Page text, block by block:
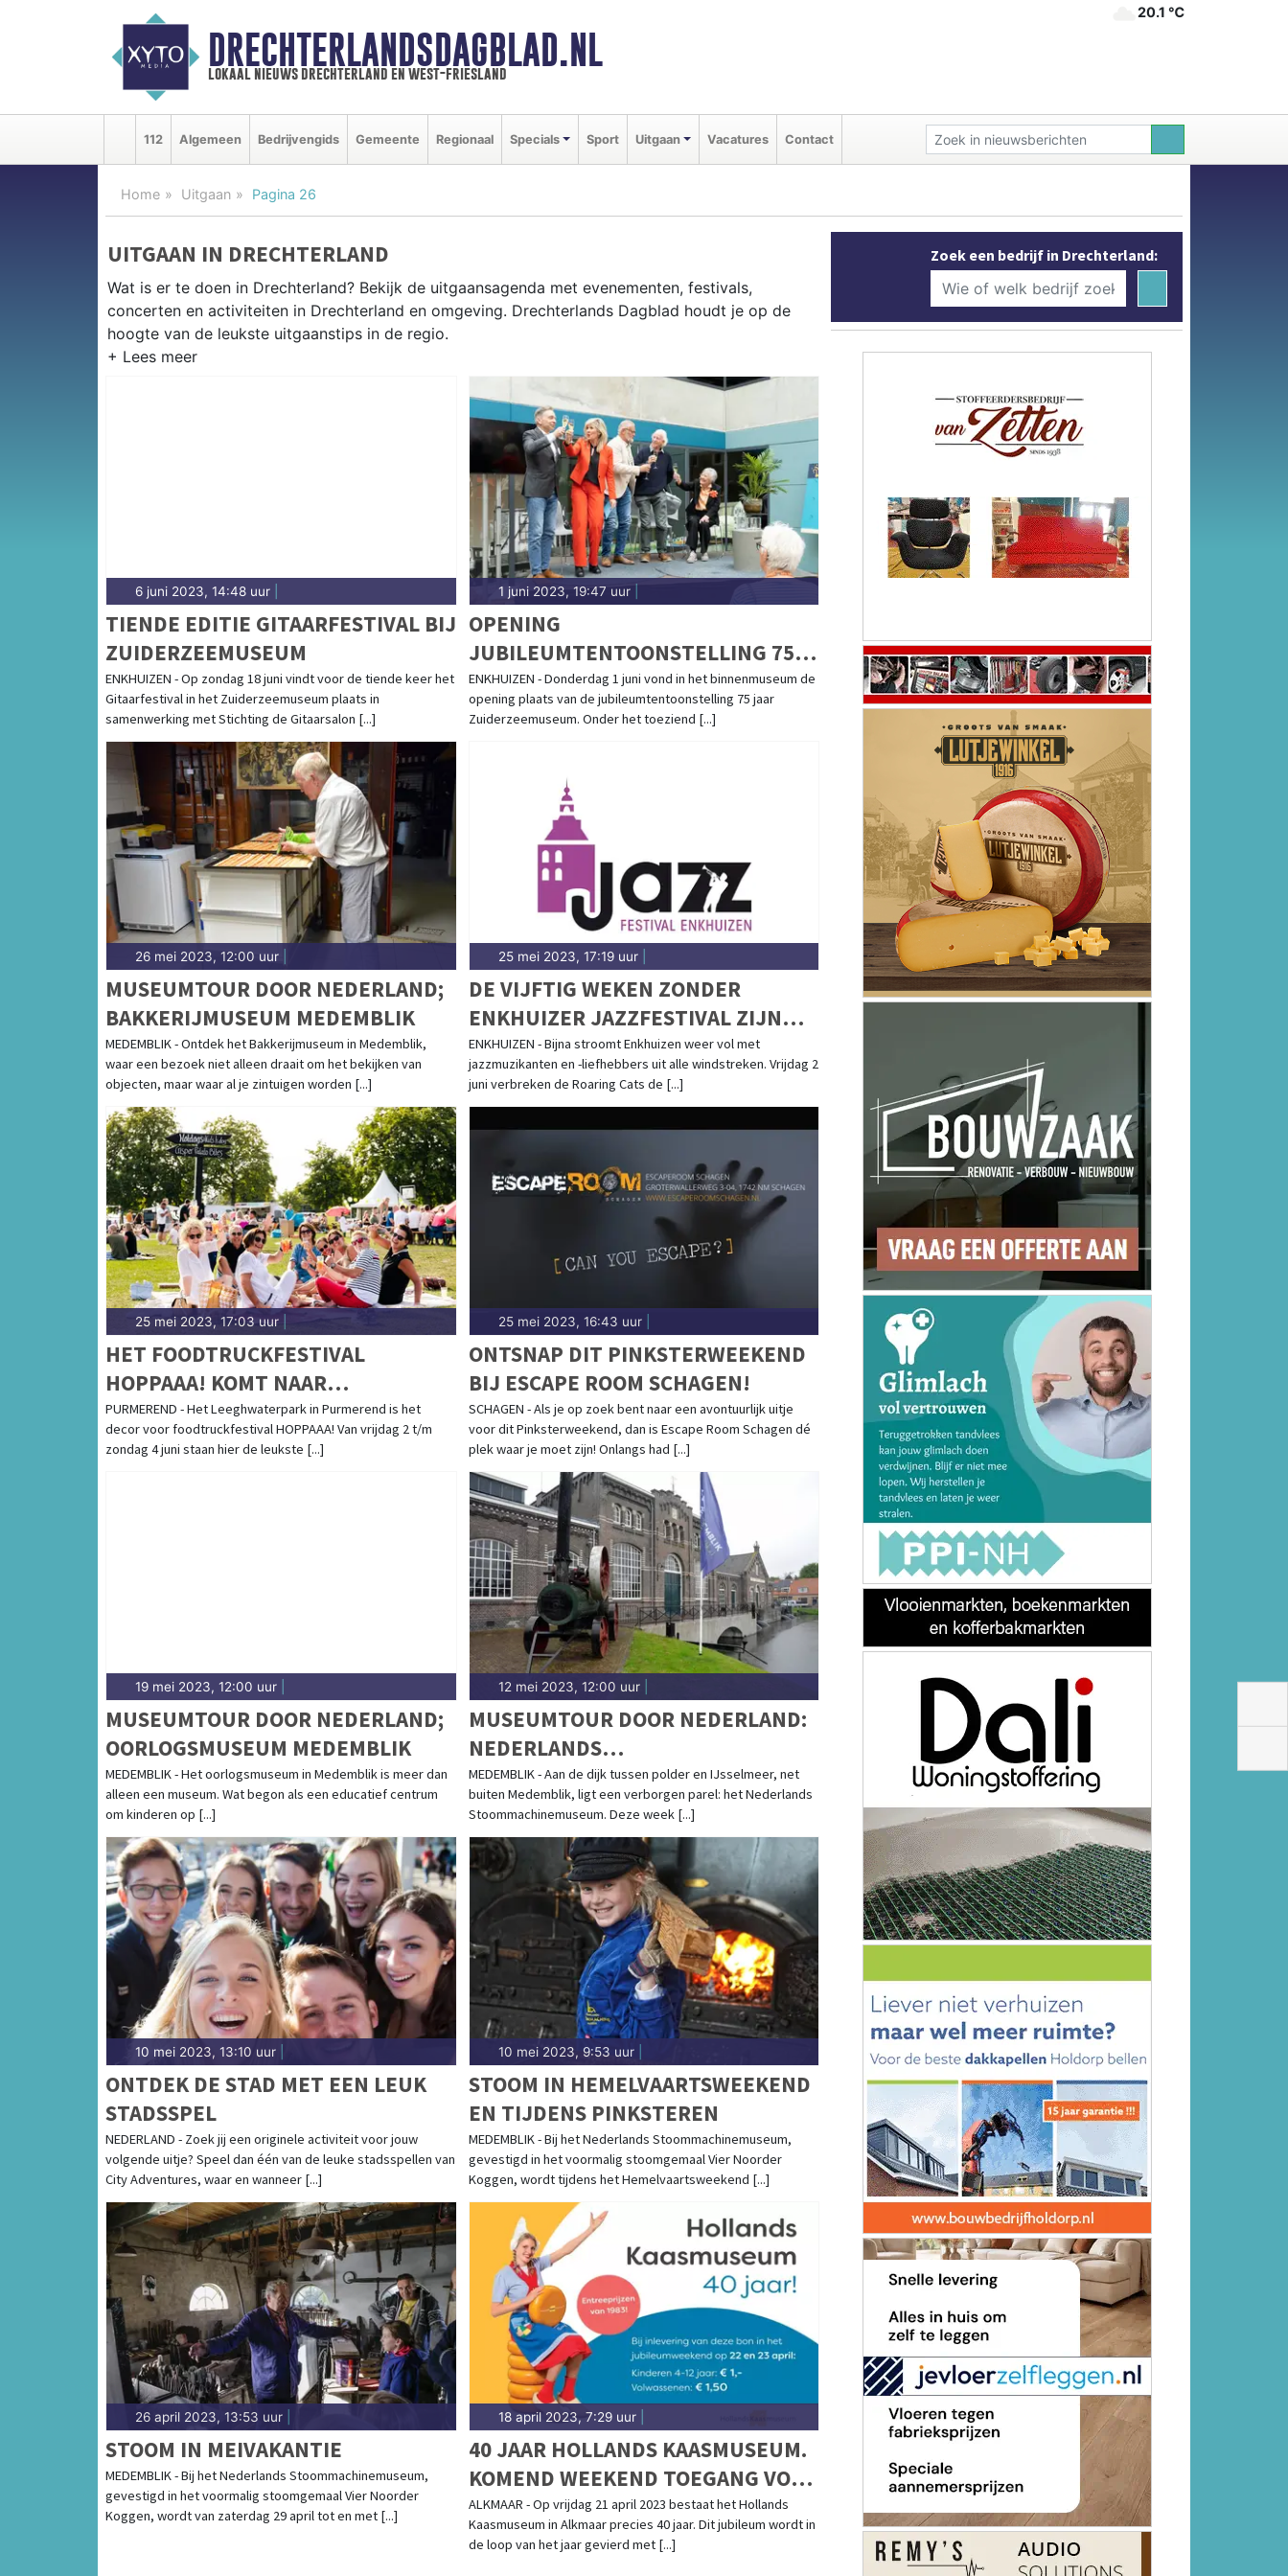
DRECHTERLANDSDAGBLAD.NL
lokaal nieuws drechterland en west-friesland
20.1 ℃
112 Algemeen Bedrijvengids Gemeente Regionaal Specials Sport Uitgaan Vacatures Contact
Home Uitgaan Pagina 26
UITGAAN IN DRECHTERLAND
Wat is er te doen in Drechterland? Bekijk de uitgaansagenda met evenementen, festivals,
concerten en activiteiten in Drechterland en omgeving. Drechterlands Dagblad houdt je op de
hoogte van de leukste uitgaanstips in de regio.
Van markten en culturele evenementen tot muziekfestivals en culinaire events - ontdek het
complete uitgaansaanbod op drechterlandsdagblad.nl.
6 juni 2023, 14:48 uur
TIENDE EDITIE GITAARFESTIVAL BIJ
ZUIDERZEEMUSEUM
ENKHUIZEN - Op zondag 18 juni vindt voor de tiende keer het
Gitaarfestival in het Zuiderzeemuseum plaats in
samenwerking met Stichting de Gitaarsalon [...]
1 juni 2023, 19:47 uur|
OPENING
JUBILEUMTENTOONSTELLING 75
JAAR ZUIDERZEEMUSEUM
ENKHUIZEN - Donderdag 1 juni vond in het binnenmuseum de
opening plaats van de jubileumtentoonstelling 75 jaar
Zuiderzeemuseum. Onder het toeziend [...]
26 mei 2023, 12:00 uur
MUSEUMTOUR DOOR NEDERLAND;
BAKKERIJMUSEUM MEDEMBLIK
MEDEMBLIK - Ontdek het Bakkerijmuseum in Medemblik,
waar een bezoek niet alleen draait om het bekijken van
objecten, maar waar al je zintuigen worden [...]
25 mei 2023, 17:19 uur|
DE VIJFTIG WEKEN ZONDER
ENKHUIZER JAZZFESTIVAL ZIJN
BIJNA TEN EINDE
ENKHUIZEN - Bijna stroomt Enkhuizen weer vol met
jazzmuzikanten en -liefhebbers uit alle windstreken. Vrijdag 2
juni verbreken de Roaring Cats de [...]
25 mei 2023, 17:03 uur
HET FOODTRUCKFESTIVAL
HOPPAAA! KOMT NAAR
PURMEREND!
PURMEREND - Het Leeghwaterpark in Purmerend is het
decor voor foodtruckfestival HOPPAAA! Van vrijdag 2 t/m
zondag 4 juni staan hier de leukste [...]
25 mei 2023, 16:43 uur|
ONTSNAP DIT PINKSTERWEEKEND
BIJ ESCAPE ROOM SCHAGEN!
SCHAGEN - Als je op zoek bent naar een avontuurlijk uitje
voor dit Pinksterweekend, dan is Escape Room Schagen dé
plek waar je moet zijn! Onlangs had [...]
19 mei 2023, 12:00 uur
MUSEUMTOUR DOOR NEDERLAND;
OORLOGSMUSEUM MEDEMBLIK
MEDEMBLIK - Het oorlogsmuseum in Medemblik is meer dan
alleen een museum. Wat begon als een educatief centrum
om kinderen op [...]
12 mei 2023, 12:00 uur|
MUSEUMTOUR DOOR NEDERLAND:
NEDERLANDS
STOOMMACHINEMUSEUM
MEDEMBLIK - Aan de dijk tussen polder en IJsselmeer, net
buiten Medemblik, ligt een verborgen parel: het Nederlands
Stoommachinemuseum. Deze week [...]
10 mei 2023, 13:10 uur
ONTDEK DE STAD MET EEN LEUK
STADSSPEL
NEDERLAND - Zoek jij een originele activiteit voor jouw
volgende uitje? Speel dan één van de leuke stadsspellen van
City Adventures, waar en wanneer [...]
10 mei 2023, 9:53 uur|
STOOM IN HEMELVAARTSWEEKEND
EN TIJDENS PINKSTEREN
MEDEMBLIK - Bij het Nederlands Stoommachinemuseum,
gevestigd in het voormalig stoomgemaal Vier Noorder
Koggen, wordt tijdens het Hemelvaartsweekend [...]
26 april 2023, 13:53 uur
STOOM IN MEIVAKANTIE
MEDEMBLIK - Bij het Nederlands Stoommachinemuseum,
gevestigd in het voormalig stoomgemaal Vier Noorder
Koggen, wordt van zaterdag 29 april tot en met [...]
18 april 2023, 7:29 uur|
40 JAAR HOLLANDS KAASMUSEUM.
KOMEND WEEKEND TOEGANG VOOR
DE PRIJZEN VAN 1983
ALKMAAR - Op vrijdag 21 april 2023 bestaat het Hollands
Kaasmuseum in Alkmaar precies 40 jaar. Dit jubileum wordt in
de loop van het jaar gevierd met [...]
Zoek een bedrijf in Drechterland: